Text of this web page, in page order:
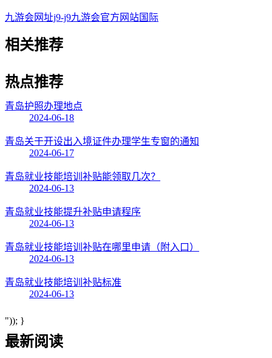
九游会网址j9-j9九游会官方网站国际
相关推荐
热点推荐
青岛护照办理地点
2024-06-18
青岛关于开设出入境证件办理学生专窗的通知
2024-06-17
青岛就业技能培训补贴能领取几次？
2024-06-13
青岛就业技能提升补贴申请程序
2024-06-13
青岛就业技能培训补贴在哪里申请（附入口）
2024-06-13
青岛就业技能培训补贴标准
2024-06-13
")); }
最新阅读